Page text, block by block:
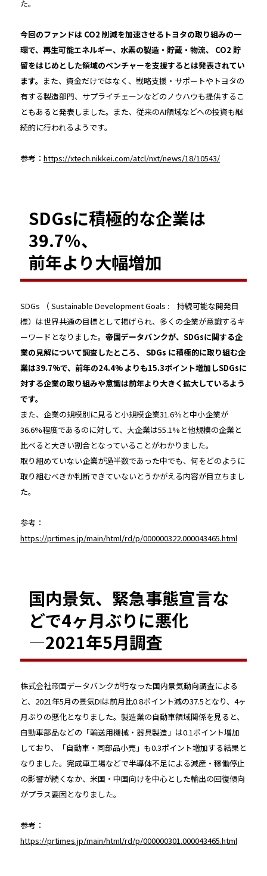
た。
今回のファンドは CO2 削減を加速させるトヨタの取り組みの一
環で、再生可能エネルギー、水素の製造・貯蔵・物流、 CO2 貯
留をはじめとした領域のベンチャーを支援するとは発表されてい
ます。 また、資金だけではなく、戦略支援・サポートやトヨタの
有する製造部門、サプライチェーンなどのノウハウも提供するこ
ともあると発表しました。また、従来のAI領域などへの投資も継
続的に行われるようです。
参考： https://xtech.nikkei.com/atcl/nxt/news/18/10543/
SDGsに積極的な企業は
39.7％、
前年より大幅増加
SDGs （ Sustainable Development Goals : 持続可能な開発目
標）は世界共通の目標として掲げられ、多くの企業が意識するキ
ーワードとなりました。 帝国データバンクが、SDGsに関する企
業の見解について調査したところ、 SDGs に積極的に取り組む企
業は39.7%で、前年の24.4% よりも15.3ポイント増加しSDGsに
対する企業の取り組みや意識は前年より大きく拡大しているよう
です。
また、企業の規模別に見ると小規模企業31.6％と中小企業が
36.6%程度であるのに対して、大企業は55.1%と他規模の企業と
比べると大きい割合となっていることがわかりました。
取り組めていない企業が過半数であった中でも、何をどのように
取り組むべきか判断できていないとうかがえる内容が目立ちまし
た。
参考：
https://prtimes.jp/main/html/rd/p/000000322.000043465.html
国内景気、緊急事態宣言な
どで4ヶ月ぶりに悪化
―2021年5月調査
株式会社帝国データバンクが行なった国内景気動向調査による
と、2021年5月の景気DIは前月比0.8ポイント減の37.5となり、4ヶ
月ぶりの悪化となりました。製造業の自動車領域関係を見ると、
自動車部品などの「輸送用機械・器具製造」は0.1ポイント増加
しており、「自動車・同部品小売」も0.3ポイント増加する結果と
なりました。完成車工場などで半導体不足による減産・稼働停止
の影響が続くなか、米国・中国向けを中心とした輸出の回復傾向
がプラス要因となりました。
参考：
https://prtimes.jp/main/html/rd/p/000000301.000043465.html